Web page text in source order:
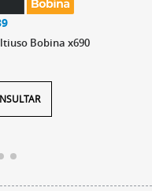
Bobina x690